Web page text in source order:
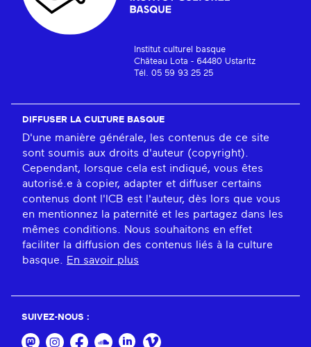
Institut culturel basque
Château Lota - 64480 Ustaritz
Tél. 05 59 93 25 25
DIFFUSER LA CULTURE BASQUE
D'une manière générale, les contenus de ce site
sont soumis aux droits d'auteur (copyright).
Cependant, lorsque cela est indiqué, vous êtes
autorisé.e à copier, adapter et diffuser certains
contenus dont l'ICB est l'auteur, dès lors que vous
en mentionnez la paternité et les partagez dans les
mêmes conditions. Nous souhaitons en effet
faciliter la diffusion des contenus liés à la culture
basque.
En savoir plus
SUIVEZ-NOUS :